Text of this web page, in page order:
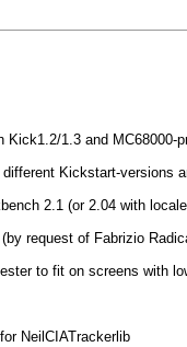
1.3 and MC68000-
Kickstart-versions
2.1 (or 2.04 with
request of Fabrizio
to fit on screens with
NeilCIATrackerlib